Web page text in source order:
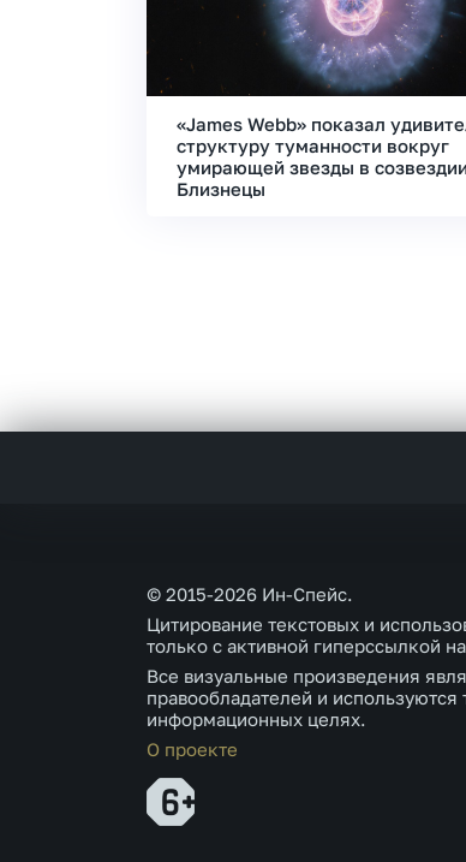
«James Webb» показал
структуру туманности вокруг
умирающей звезды в созвездии
Близнецы
© 2015-2026 Ин-Спейс.
Цитирование текстовых и
только с активной гиперссылкой
Все визуальные произведения
правообладателей и используются
информационных целях.
О проекте